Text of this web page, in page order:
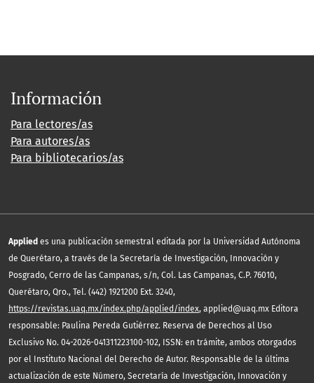
Información
Para lectores/as
Para autores/as
Para bibliotecarios/as
Applied es una publicación semestral editada por la Universidad Autónoma
de Querétaro, a través de la Secretaría de Investigación, Innovación y
Posgrado, Cerro de las Campanas, s/n, Col. Las Campanas, C.P. 76010,
Querétaro, Qro., Tel. (442) 1921200 Ext. 3240,
https://revistas.uaq.mx/index.php/applied/index, applied@uaq.mx Editora
responsable: Paulina Pereda Gutiérrez. Reserva de Derechos al Uso
Exclusivo No. 04-2026-041311223100-102, ISSN: en trámite, ambos otorgados
por el Instituto Nacional del Derecho de Autor. Responsable de la última
actualización de este Número, Secretaría de Investigación, Innovación y